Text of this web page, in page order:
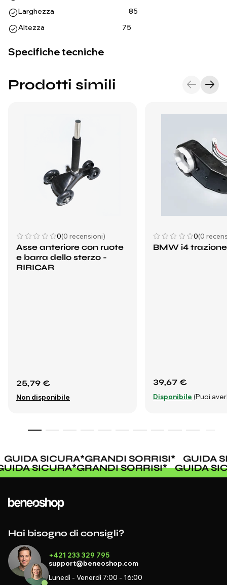
Larghezza 85
Altezza 75
Specifiche tecniche
Prodotti simili
0(0 recensioni)
Asse anteriore con ruote
e barra dello sterzo -
RIRICAR
25,79 €
Non disponibile
0(0
BMW i4
39,67 €
Disponibile (Puoi
GUIDA SICURA*GRANDI SORRISI*
GUIDA
SICURA*GRANDI SORRISI* GUIDA
Hai bisogno di consigli?
+421 233 329 795
support@beneoshop.com
Lunedì - Venerdì 7:00 - 16:00